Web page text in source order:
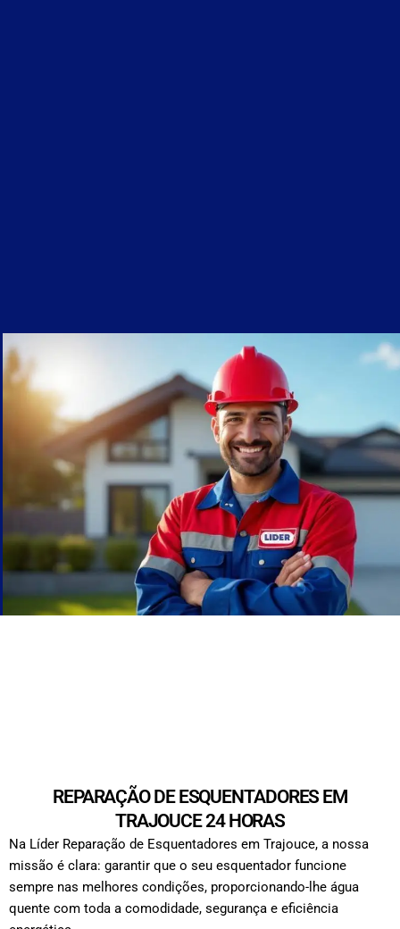
REPARAÇÃO DE ESQUENTADORES EM
TRAJOUCE 24 HORAS
Na Líder Reparação de Esquentadores em Trajouce, a nossa
missão é clara: garantir que o seu esquentador funcione
sempre nas melhores condições, proporcionando-lhe água
quente com toda a comodidade, segurança e eficiência